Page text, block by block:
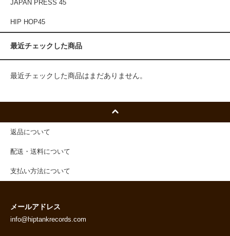
JAPAN PRESS 45
HIP HOP45
最近チェックした商品
最近チェックした商品はまだありません。
返品について
配送・送料について
支払い方法について
メールアドレス
info@hiptankrecords.com